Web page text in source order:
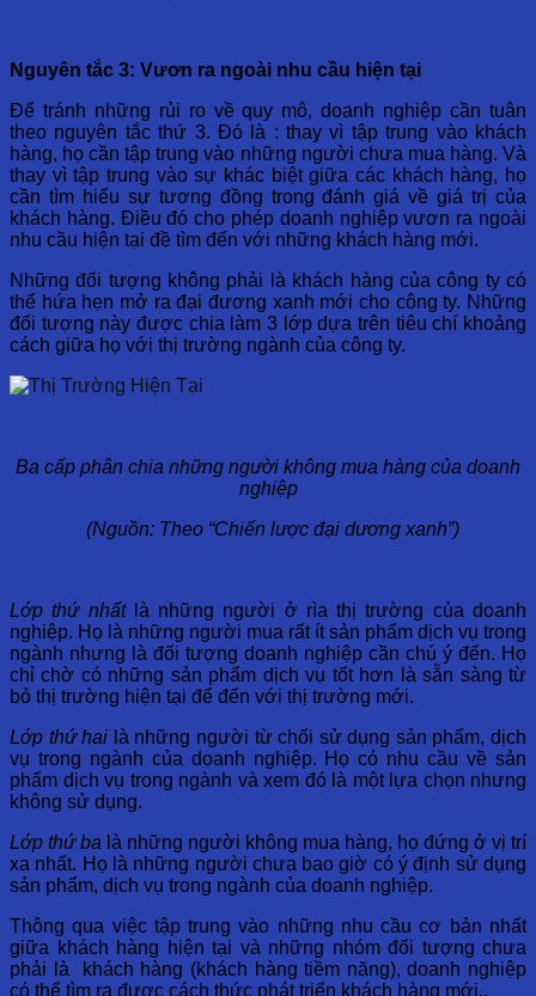
Nguyên tắc 3: Vươn ra ngoài nhu cầu hiện tại
Để tránh những rủi ro về quy mô, doanh nghiệp cần tuân
theo nguyên tắc thứ 3. Đó là : thay vì tập trung vào khách
hàng, họ cần tập trung vào những người chưa mua hàng. Và
thay vì tập trung vào sự khác biệt giữa các khách hàng, họ
cần tìm hiểu sự tương đồng trong đánh giá về giá trị của
khách hàng. Điều đó cho phép doanh nghiệp vươn ra ngoài
nhu cầu hiện tại đề tìm đến với những khách hàng mới.
Những đối tượng không phải là khách hàng của công ty có
thể hứa hẹn mở ra đại đương xanh mới cho công ty. Những
đối tượng này được chia làm 3 lớp dựa trên tiêu chí khoảng
cách giữa họ với thị trường ngành của công ty.
Ba cấp phân chia những người không mua hàng của doanh
nghiệp
(Nguồn: Theo “Chiến lược đại dương xanh”)
Lớp thứ nhất là những người ở rìa thị trường của doanh
nghiệp. Họ là những người mua rất ít sản phẩm dịch vụ trong
ngành nhưng là đối tượng doanh nghiệp cần chú ý đến. Họ
chỉ chờ có những sản phẩm dịch vụ tốt hơn là sẵn sàng từ
bỏ thị trường hiện tại để đến với thị trường mới.
Lớp thứ hai là những người từ chối sử dụng sản phẩm, dịch
vụ trong ngành của doanh nghiệp. Họ có nhu cầu về sản
phẩm dịch vụ trong ngành và xem đó là một lựa chọn nhưng
không sử dụng.
Lớp thứ ba là những người không mua hàng, họ đứng ở vị trí
xa nhất. Họ là những người chưa bao giờ có ý định sử dụng
sản phẩm, dịch vụ trong ngành của doanh nghiệp.
Thông qua việc tập trung vào những nhu cầu cơ bản nhất
giữa khách hàng hiện tại và những nhóm đối tượng chưa
phải là khách hàng (khách hàng tiềm năng), doanh nghiệp
có thể tìm ra được cách thức phát triển khách hàng mới..